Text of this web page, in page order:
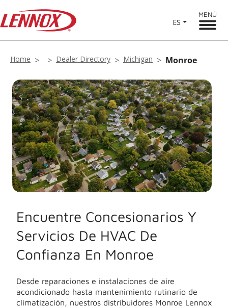
ES
MENÚ
Home Dealer Directory Michigan Monroe
Encuentre Concesionarios Y
Servicios De HVAC De
Confianza En Monroe
Desde reparaciones e instalaciones de aire
acondicionado hasta mantenimiento rutinario de
climatización, nuestros distribuidores Monroe Lennox